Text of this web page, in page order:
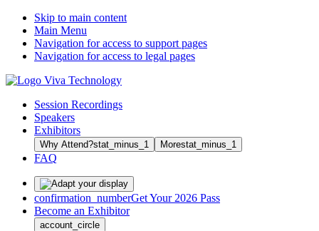
Skip to main content
Main Menu
Navigation for access to support pages
Navigation for access to legal pages
Session Recordings
Speakers
Exhibitors
Why Attend?stat_minus_1 Morestat_minus_1
FAQ
confirmation_numberGet Your 2026 Pass
Become an Exhibitor
account_circle